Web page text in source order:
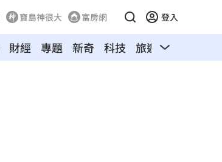
寶島神很大 富房網 登入
財經 專題 新奇 科技 旅遊 汽車